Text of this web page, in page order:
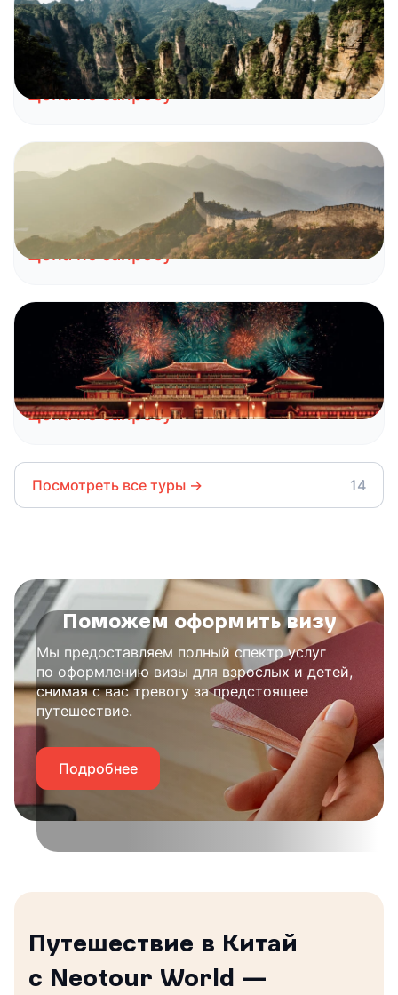
Китай
Жемчужина Востока и горы Тяньцзы
Шанхай Сучжоу Чжанцзяцзе Пекин
Цена по запросу
Китай
Пекин — древняя столица Китая
Цена по запросу
Китай
Новый год в Китае 2026
Сучжоу Сиань Пекин
Цена по запросу
Посмотреть все туры → 14
Поможем оформить визу
Мы предоставляем полный спектр услуг
по оформлению визы для взрослых и детей,
снимая с вас тревогу за предстоящее
путешествие.
Подробнее
Путешествие в Китай
с Neotour World —